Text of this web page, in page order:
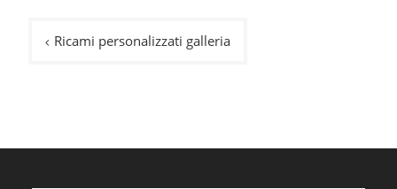
Navigazione
Ricami personalizzati galleria